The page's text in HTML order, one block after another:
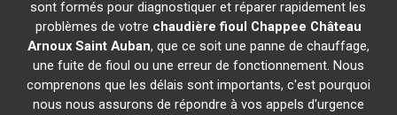
sont formés pour diagnostiquer et réparer rapidement les
problèmes de votre chaudière fioul Chappee Château
Arnoux Saint Auban, que ce soit une panne de chauffage,
une fuite de fioul ou une erreur de fonctionnement. Nous
comprenons que les délais sont importants, c'est pourquoi
nous nous assurons de répondre à vos appels d'urgence